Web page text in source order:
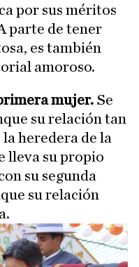
por sus méritos
parte de tener
es también
amoroso.
mujer. Se
su relación tan
heredera de la
lleva su propio
su segunda
su relación